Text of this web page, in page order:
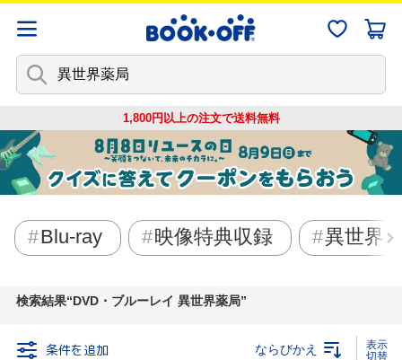
1,800円以上の注文で送料無料
Blu-ray 映像特典収録 異世界
検索結果 DVD・ブルーレイ 異世界薬局
条件を追加 ならびかえ